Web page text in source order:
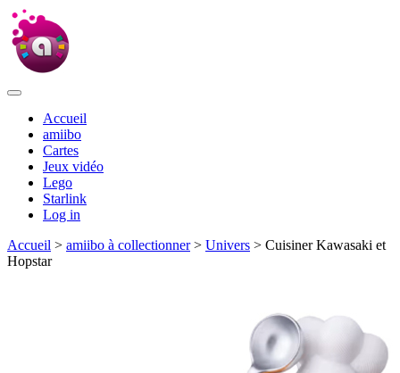
Accueil
amiibo
Cartes
Jeux vidéo
Lego
Starlink
Log in
Accueil > amiibo à collectionner> Univers > Cuisiner Kawasaki et
Hopstar